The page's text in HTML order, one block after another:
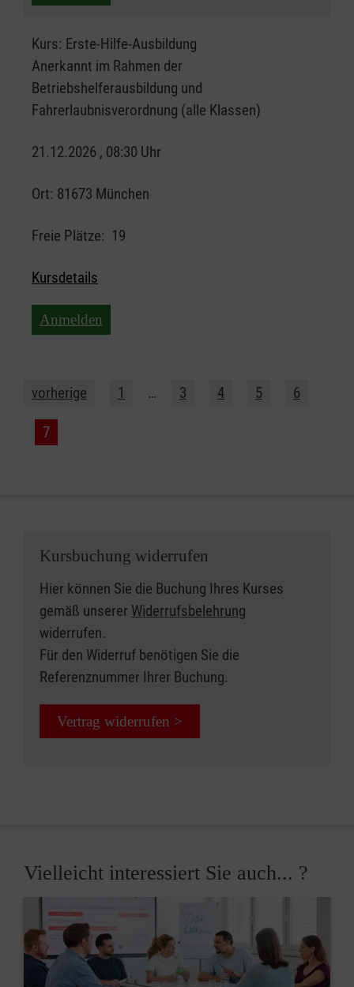
Kurs: Erste-Hilfe-Ausbildung
Anerkannt im Rahmen der
Betriebshelferausbildung und
Fahrerlaubnisverordnung (alle Klassen)
21.12.2026 , 08:30 Uhr
Ort: 81673 München
Freie Plätze: 19
Kursdetails
Anmelden
vorherige 1 … 3 4 5 6
7
Kursbuchung widerrufen
Hier können Sie die Buchung Ihres Kurses
gemäß unserer Widerrufsbelehrung
widerrufen.
Für den Widerruf benötigen Sie die
Referenznummer Ihrer Buchung.
Vertrag widerrufen >
Vielleicht interessiert Sie auch... ?